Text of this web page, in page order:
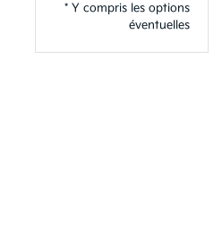
* Y compris les options
éventuelles